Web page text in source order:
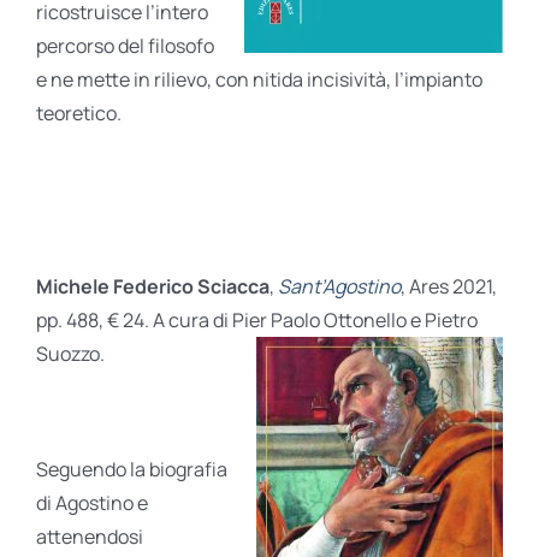
ricostruisce l’intero
percorso del filosofo
e ne mette in rilievo, con nitida incisività, l’impianto
teoretico.
Michele Federico Sciacca, Sant’Agostino, Ares 2021,
pp. 488, € 24. A cura di Pier Paolo Ottonello e Pietro
Suozzo.
Seguendo la biografia
di Agostino e
attenendosi